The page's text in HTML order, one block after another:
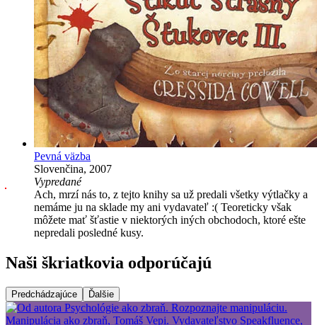
Pevná väzba
Slovenčina, 2007
Vypredané
Ach, mrzí nás to, z tejto knihy sa už predali všetky výtlačky a
nemáme ju na sklade my ani vydavateľ :( Teoreticky však
môžete mať šťastie v niektorých iných obchodoch, ktoré ešte
nepredali posledné kusy.
Naši škriatkovia odporúčajú
Predchádzajúce Ďalšie